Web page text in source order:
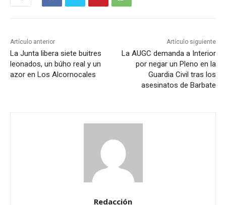
Artículo anterior
La Junta libera siete buitres
leonados, un búho real y un
azor en Los Alcornocales
Artículo siguiente
La AUGC demanda a Interior
por negar un Pleno en la
Guardia Civil tras los
asesinatos de Barbate
Redacción